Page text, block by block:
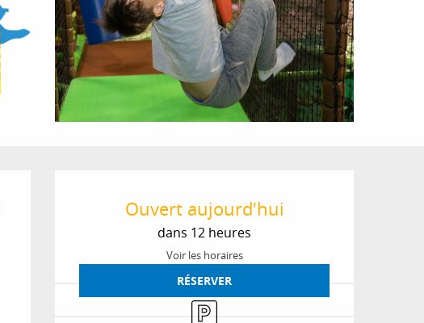
Ouverture et
Ouvert aujourd'hui
dans 12 heures
Voir les horaires
RÉSERVER
Parking